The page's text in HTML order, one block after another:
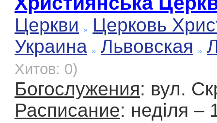
Церкви
Церковь
Украина
Львовская
Хитов: 0)
Богослужения: вул.
Расписание: неділя –